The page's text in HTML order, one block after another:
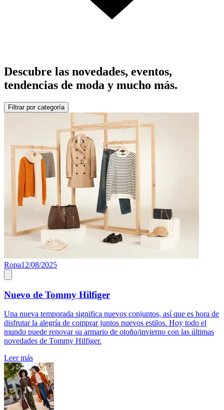
Descubre las novedades, eventos,
tendencias de moda y mucho más.
Filtrar por categoría
Ropa12/08/2025
Nuevo de Tommy Hilfiger
Una nueva temporada significa nuevos conjuntos, así que es hora de
disfrutar la alegría de comprar juntos nuevos estilos. Hoy todo el
mundo puede renovar su armario de otoño/invierno con las últimas
novedades de Tommy Hilfiger.
Leer más